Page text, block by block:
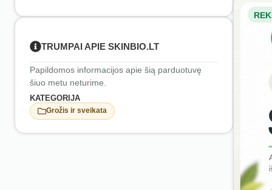
TRUMPAI APIE SKINBIO.LT
Papildomos informacijos apie šią parduotuvę
šiuo metu neturime.
KATEGORIJA
Grožis ir sveikata